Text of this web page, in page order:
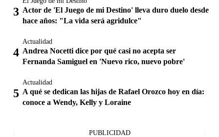
Actor de 'El Juego de mi Destino' lleva duro duelo desde
hace años: "La vida será agridulce"
Actualidad
Andrea Nocetti dice por qué casi no acepta ser
Fernanda Samiguel en 'Nuevo rico, nuevo pobre'
Actualidad
A qué se dedican las hijas de Rafael Orozco hoy en día:
conoce a Wendy, Kelly y Loraine
PUBLICIDAD